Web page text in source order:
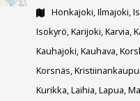
Honkajoki, Ilmajoki,
Isokyrö, Karijoki, Karvia,
Kauhajoki, Kauhava,
Korsnäs,
Kurikka, Laihia, Lapua,